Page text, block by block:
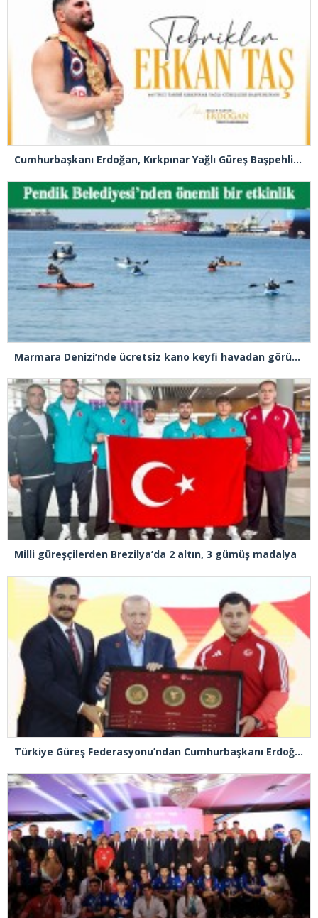
Cumhurbaşkanı Erdoğan, Kırkpınar Yağlı Güreş Başpehlivanlık unvanını kazanan Erkan Taş’ı tebrik etti
Marmara Denizi’nde ücretsiz kano keyfi havadan görüntülendi
Milli güreşçilerden Brezilya’da 2 altın, 3 gümüş madalya
Türkiye Güreş Federasyonu’ndan Cumhurbaşkanı Erdoğan’a, Türk güreşini simgeleyen tablo takdimi